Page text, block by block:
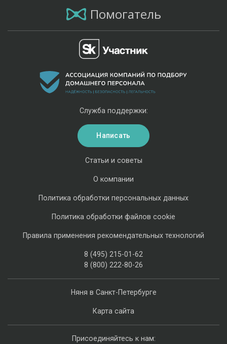
Помогатель
Няня в Санкт-Петербурге
Карта сайта
Статьи и советы
О компании
Политика обработки персональных данных
Политика обработки файлов cookie
Правила применения рекомендательных технологий
8 (495) 215-01-62
8 (800) 222-80-26
Служба поддержки:
Написать
Присоединяйтесь к нам: